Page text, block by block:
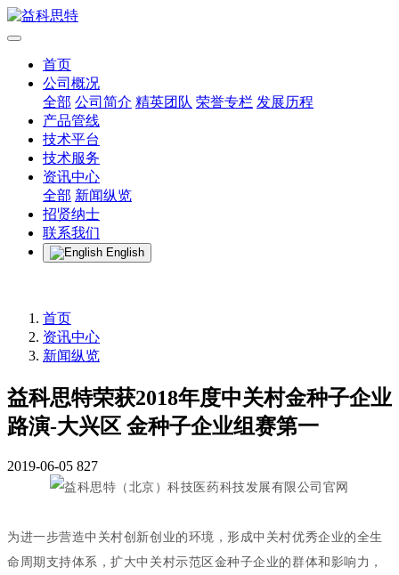
首页
公司概况
全部 公司简介 精英团队 荣誉专栏 发展历程
产品管线
技术平台
技术服务
资讯中心
全部 新闻纵览
招贤纳士
联系我们
English
首页
资讯中心
新闻纵览
益科思特荣获2018年度中关村金种子企业
路演-大兴区 金种子企业组赛第一
2019-06-05 827
为进一步营造中关村创新创业的环境，形成中关村优秀企业的全生
命周期支持体系，扩大中关村示范区金种子企业的群体和影响力，